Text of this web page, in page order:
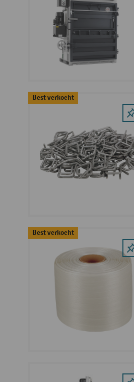
Best verkocht
Best verkocht